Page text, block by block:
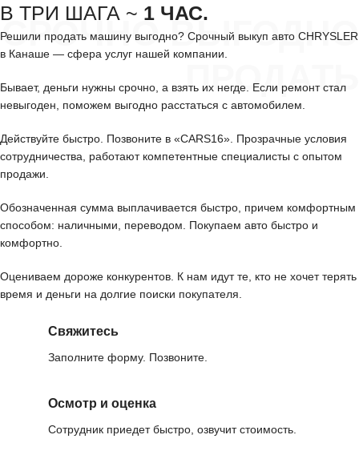
СРОЧНО ВЫГОДНО
ПРОДАТЬ
В ТРИ ШАГА ~ 1 ЧАС.
Решили продать машину выгодно? Срочный выкуп авто CHRYSLER
в Канаше — сфера услуг нашей компании.
Бывает, деньги нужны срочно, а взять их негде. Если ремонт стал
невыгоден, поможем выгодно расстаться с автомобилем.
Действуйте быстро. Позвоните в «CARS16». Прозрачные условия
сотрудничества, работают компетентные специалисты с опытом
продажи.
Обозначенная сумма выплачивается быстро, причем комфортным
способом: наличными, переводом. Покупаем авто быстро и
комфортно.
Оцениваем дороже конкурентов. К нам идут те, кто не хочет терять
время и деньги на долгие поиски покупателя.
Свяжитесь
Заполните форму. Позвоните.
Осмотр и оценка
Сотрудник приедет быстро, озвучит стоимость.